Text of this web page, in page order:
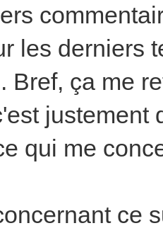
les derniers
Bref, ça me
justement
qui me
ce